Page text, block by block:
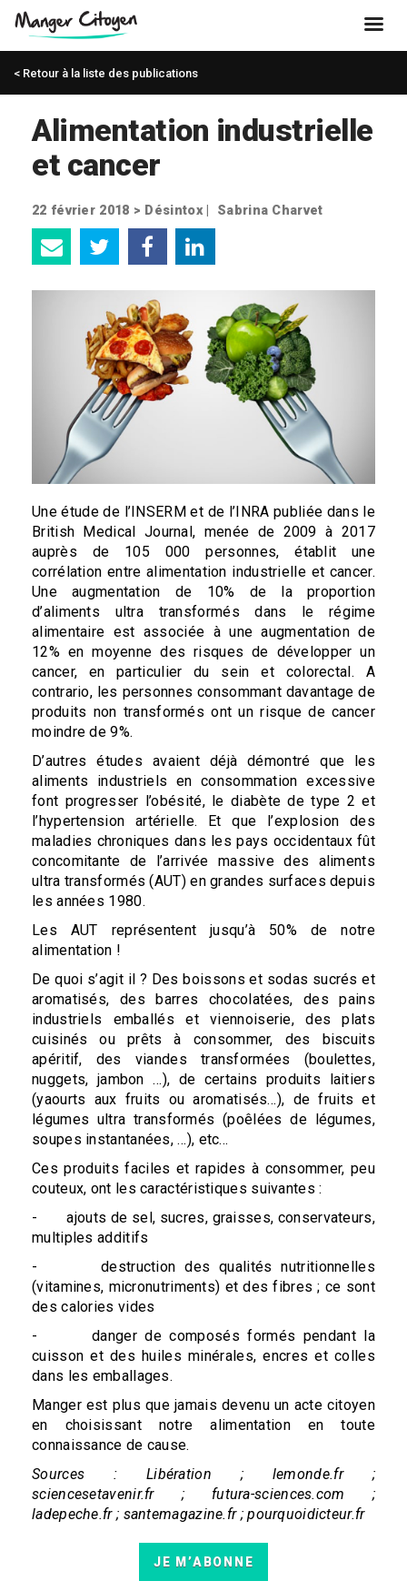
< Retour à la liste des publications
Alimentation industrielle
et cancer
22 février 2018 > Désintox| Sabrina Charvet
Une étude de l’INSERM et de l’INRA publiée dans le
British Medical Journal, menée de 2009 à 2017
auprès de 105 000 personnes, établit une
corrélation entre alimentation industrielle et cancer.
Une augmentation de 10% de la proportion
d’aliments ultra transformés dans le régime
alimentaire est associée à une augmentation de
12% en moyenne des risques de développer un
cancer, en particulier du sein et colorectal. A
contrario, les personnes consommant davantage de
produits non transformés ont un risque de cancer
moindre de 9%.
D’autres études avaient déjà démontré que les
aliments industriels en consommation excessive
font progresser l’obésité, le diabète de type 2 et
l’hypertension artérielle. Et que l’explosion des
maladies chroniques dans les pays occidentaux fût
concomitante de l’arrivée massive des aliments
ultra transformés (AUT) en grandes surfaces depuis
les années 1980.
Les AUT représentent jusqu’à 50% de notre
alimentation !
De quoi s’agit il ? Des boissons et sodas sucrés et
aromatisés, des barres chocolatées, des pains
industriels emballés et viennoiserie, des plats
cuisinés ou prêts à consommer, des biscuits
apéritif, des viandes transformées (boulettes,
nuggets, jambon …), de certains produits laitiers
(yaourts aux fruits ou aromatisés…), de fruits et
légumes ultra transformés (poêlées de légumes,
soupes instantanées, …), etc…
Ces produits faciles et rapides à consommer, peu
couteux, ont les caractéristiques suivantes :
- ajouts de sel, sucres, graisses, conservateurs,
multiples additifs
- destruction des qualités nutritionnelles
(vitamines, micronutriments) et des fibres ; ce sont
des calories vides
- danger de composés formés pendant la
cuisson et des huiles minérales, encres et colles
dans les emballages.
Manger est plus que jamais devenu un acte citoyen
en choisissant notre alimentation en toute
connaissance de cause.
Sources : Libération ; lemonde.fr ;
sciencesetavenir.fr ; futura-sciences.com ;
ladepeche.fr ; santemagazine.fr ; pourquoidicteur.fr
JE M’ABONNE